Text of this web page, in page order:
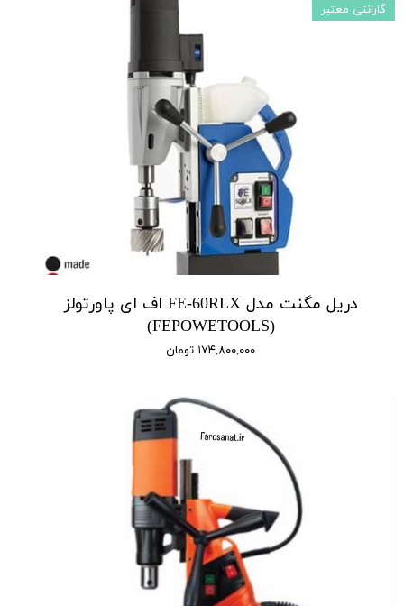
دریل مگنت مدل FE-60RLX اف ای پاورتولز
(FEPOWETOOLS)
۱۷۴,۸۰۰,۰۰۰ تومان
گارانتی معتبر